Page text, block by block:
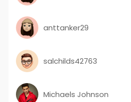
anttanker29
salchilds42763
Michaels Johnson